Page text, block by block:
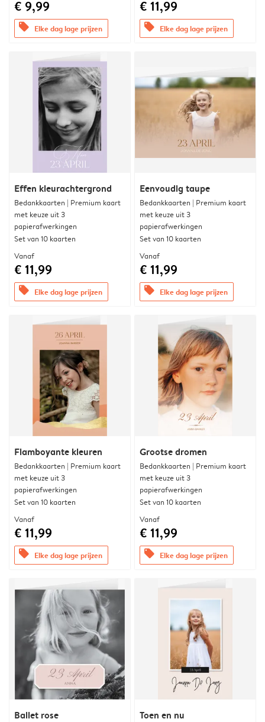
€ 9,99
offers Elke dag lage prijzen
€ 11,99
offers Elke dag lage prijzen
Effen kleurachtergrond
Bedankkaarten | Premium kaart
met keuze uit 3
papierafwerkingen
Set van 10 kaarten
Vanaf
€ 11,99
offers Elke dag lage prijzen
Eenvoudig taupe
Bedankkaarten | Premium kaart
met keuze uit 3
papierafwerkingen
Set van 10 kaarten
Vanaf
€ 11,99
offers Elke dag lage prijzen
Flamboyante kleuren
Bedankkaarten | Premium kaart
met keuze uit 3
papierafwerkingen
Set van 10 kaarten
Vanaf
€ 11,99
offers Elke dag lage prijzen
Grootse dromen
Bedankkaarten | Premium kaart
met keuze uit 3
papierafwerkingen
Set van 10 kaarten
Vanaf
€ 11,99
offers Elke dag lage prijzen
Ballet rose Toen en nu